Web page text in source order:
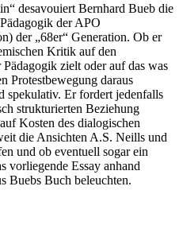
desavouiert Bernhard Bueb die
der APO
der „68er“ Generation. Ob er
Kritik auf den
zielt oder auf das was
Protestbewegung daraus
spekulativ. Er fordert jedenfalls
strukturierten Beziehung
Kosten des dialogischen
die Ansichten A.S. Neills und
und ob eventuell sogar ein
vorliegende Essay anhand
Buebs Buch beleuchten.